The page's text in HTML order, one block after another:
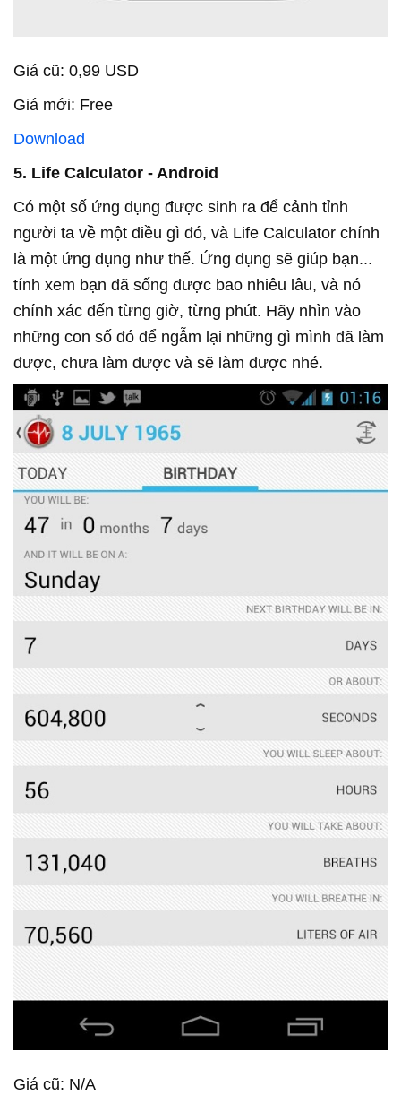
Giá cũ: 0,99 USD
Giá mới: Free
Download
5. Life Calculator - Android
Có một số ứng dụng được sinh ra để cảnh tỉnh
người ta về một điều gì đó, và Life Calculator chính
là một ứng dụng như thế. Ứng dụng sẽ giúp bạn...
tính xem bạn đã sống được bao nhiêu lâu, và nó
chính xác đến từng giờ, từng phút. Hãy nhìn vào
những con số đó để ngẫm lại những gì mình đã làm
được, chưa làm được và sẽ làm được nhé.
Giá cũ: N/A